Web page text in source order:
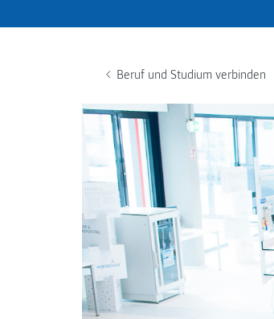
Beruf und Studium verbinden